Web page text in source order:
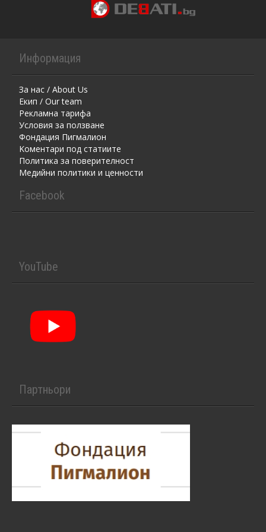
Информация
За нас / About Us
Екип / Our team
Рекламна тарифа
Условия за ползване
Фондация Пигмалион
Kоментaри под статиите
Политика за поверителност
Медийни политики и ценности
Facebook
YouTube
Партньори